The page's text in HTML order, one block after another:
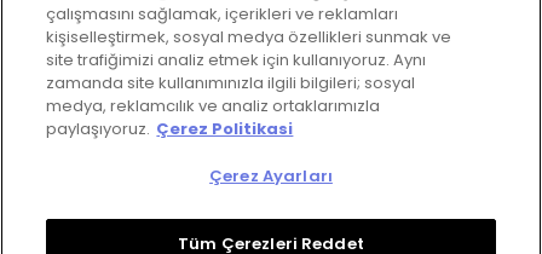
KVKK Başvuru Formu
Kullanım Şart ve Koşulları
Çerez Politikası
Çerez Ayarları
çalışmasını sağlamak, içerikleri ve reklamları
kişiselleştirmek, sosyal medya özellikleri sunmak ve
site trafiğimizi analiz etmek için kullanıyoruz. Aynı
zamanda site kullanımınızla ilgili bilgileri; sosyal
medya, reklamcılık ve analiz ortaklarımızla
paylaşıyoruz. Çerez Politikasi
Çerez Ayarları
Tüm Çerezleri Reddet